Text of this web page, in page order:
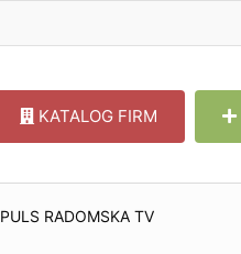
KATALOG FIRM
PULS RADOMSKA TV